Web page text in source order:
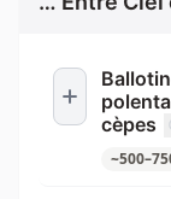
cèpes
~500–